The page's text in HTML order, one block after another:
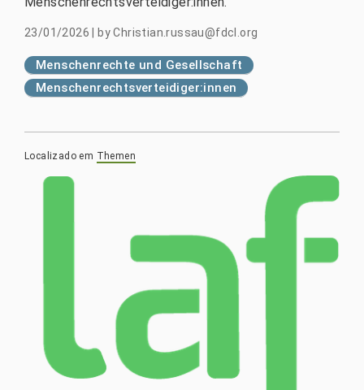
23/01/2026|byChristian.russau@fdcl.org
Menschenrechte und Gesellschaft
Menschenrechtsverteidiger:innen
Localizado em Themen